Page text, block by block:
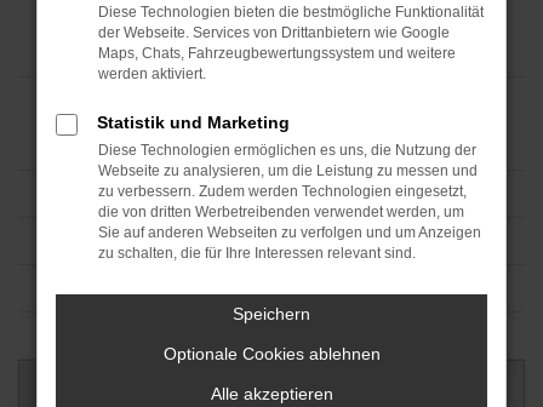
Diese Technologien bieten die bestmögliche Funktionalität
der Webseite. Services von Drittanbietern wie Google
Maps, Chats, Fahrzeugbewertungssystem und weitere
werden aktiviert.
Statistik und Marketing
Diese Technologien ermöglichen es uns, die Nutzung der
Webseite zu analysieren, um die Leistung zu messen und
zu verbessern. Zudem werden Technologien eingesetzt,
die von dritten Werbetreibenden verwendet werden, um
Sie auf anderen Webseiten zu verfolgen und um Anzeigen
zu schalten, die für Ihre Interessen relevant sind.
Speichern
Optionale Cookies ablehnen
Alle akzeptieren